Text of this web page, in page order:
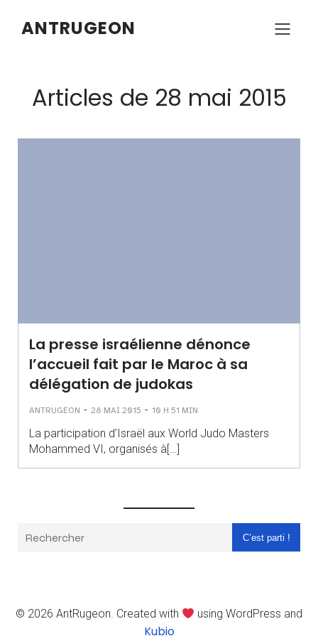
ANTRUGEON
Articles de 28 mai 2015
La presse israélienne dénonce
l’accueil fait par le Maroc à sa
délégation de judokas
ANTRUGEON - 28 MAI 2015 - 10 H 51 MIN
La participation d’Israël aux World Judo Masters
Mohammed VI, organisés à[…]
C’est parti !
© 2026 AntRugeon. Created with using WordPress and
Kubio